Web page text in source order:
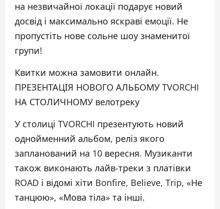
на незвичайної локації подарує новий
досвід і максимально яскраві емоції. Не
пропустіть нове сольне шоу знаменитої
групи!
Квитки можна замовити онлайн.
ПРЕЗЕНТАЦІЯ НОВОГО АЛЬБОМУ TVORCHI
НА СТОЛИЧНОМУ велотреку
У столиці TVORCHI презентують новий
однойменний альбом, реліз якого
запланований на 10 вересня. Музиканти
також виконають лайв-треки з платівки
ROAD і відомі хіти Bonfire, Believe, Trip, «Не
танцюю», «Мова тіла» та інші.